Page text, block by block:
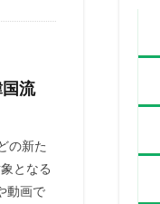
流
の新た
となる
動画で